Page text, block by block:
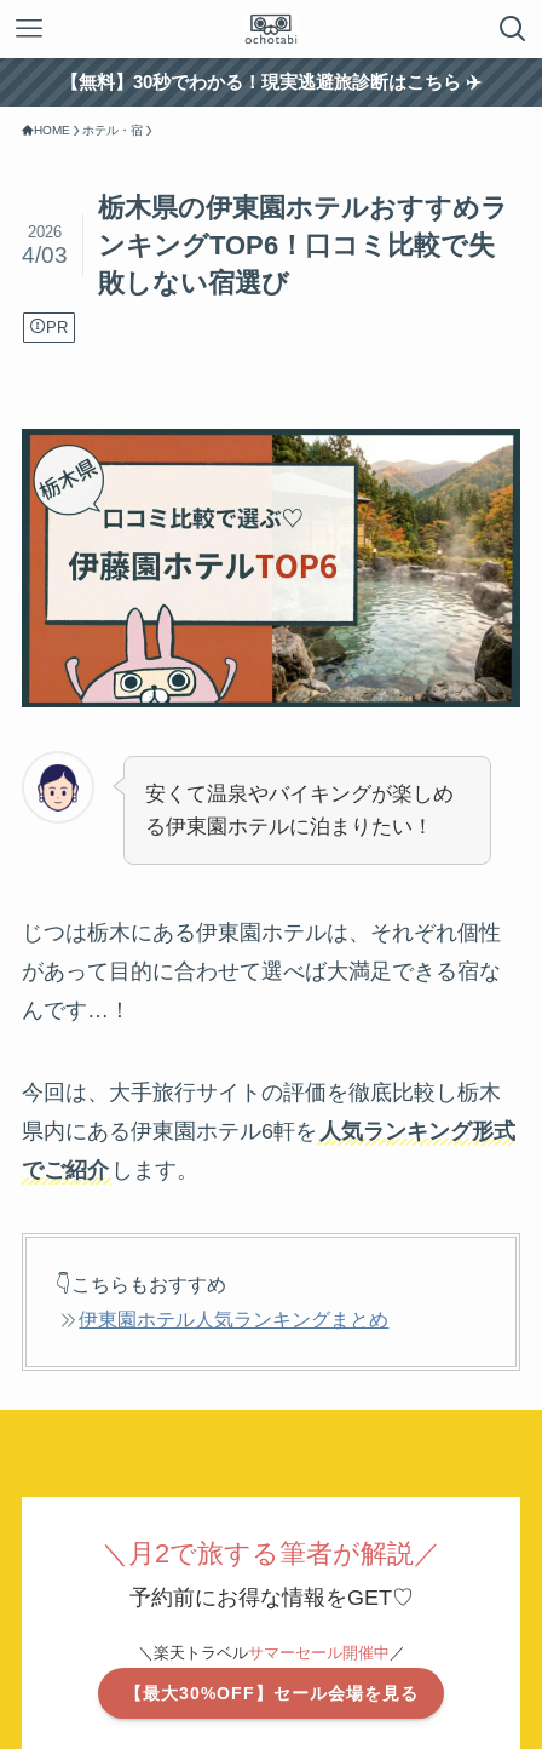
【無料】30秒でわかる！現実逃避旅診断はこちら ✈️
HOME ホテル・宿
栃木県の伊東園ホテルおすすめラ
ンキングTOP6！口コミ比較で失
敗しない宿選び
2026
4/03
PR
安くて温泉やバイキングが楽しめ
る伊東園ホテルに泊まりたい！
じつは栃木にある伊東園ホテルは、それぞれ個性
があって目的に合わせて選べば大満足できる宿な
んです…！
今回は、大手旅行サイトの評価を徹底比較し栃木
県内にある伊東園ホテル6軒を 人気ランキング形式
でご紹介 します。
👇こちらもおすすめ
伊東園ホテル人気ランキングまとめ
＼月2で旅する筆者が解説／
予約前にお得な情報をGET♡
＼楽天トラベルサマーセール開催中 ／
【最大30%OFF】セール会場を見る